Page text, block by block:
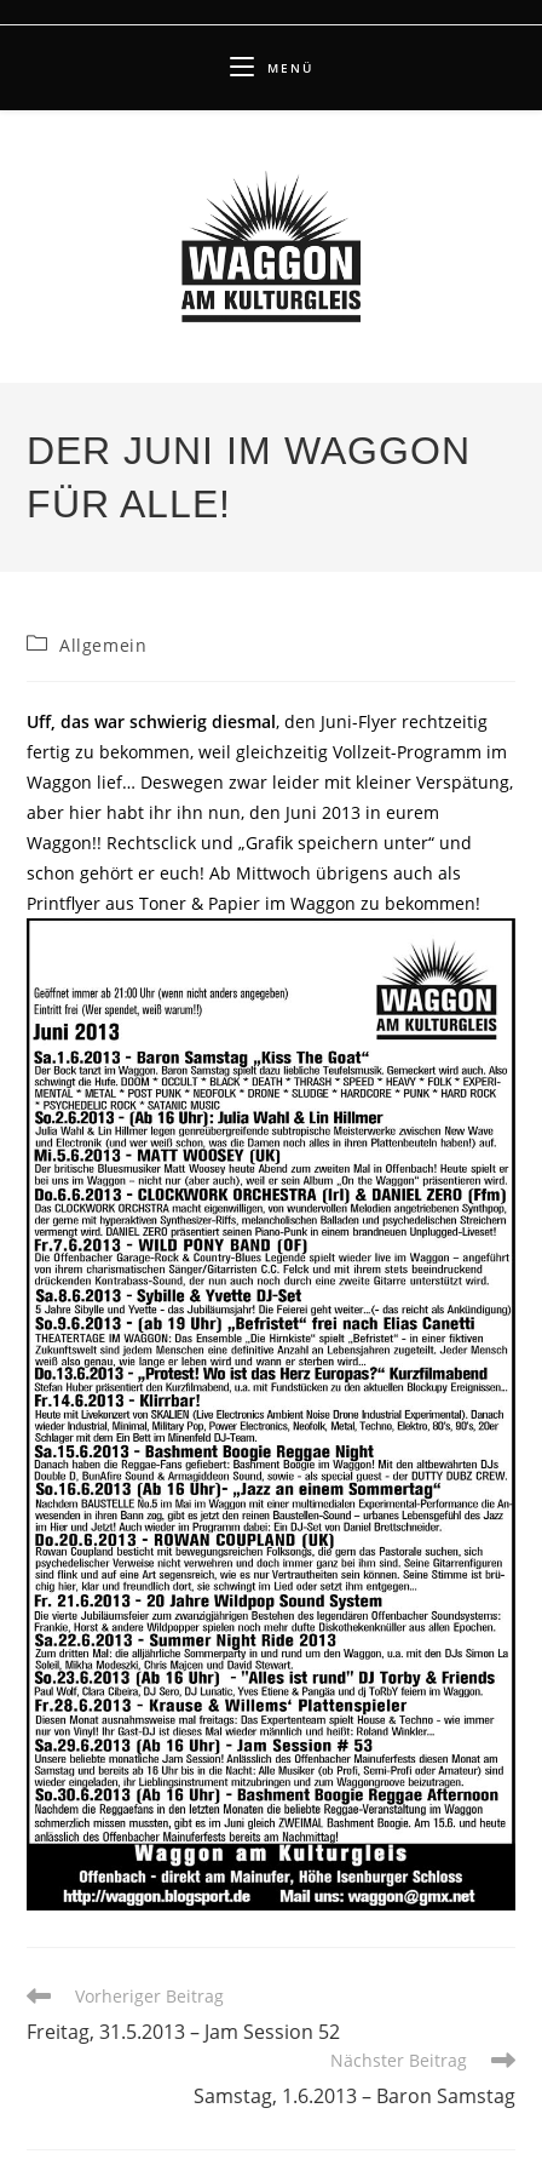
MENÜ
DER JUNI IM WAGGON
FÜR ALLE!
Beitrags-
Allgemein
Uff, das war schwierig diesmal, den Juni-Flyer rechtzeitig
fertig zu bekommen, weil gleichzeitig Vollzeit-Programm im
Waggon lief… Deswegen zwar leider mit kleiner Verspätung,
aber hier habt ihr ihn nun, den Juni 2013 in eurem
Waggon!! Rechtsclick und „Grafik speichern unter“ und
schon gehört er euch! Ab Mittwoch übrigens auch als
Printflyer aus Toner & Papier im Waggon zu bekommen!
Weitere
ansehen
Vorheriger Beitrag
Freitag, 31.5.2013 – Jam Session 52
Nächster Beitrag
Samstag, 1.6.2013 – Baron Samstag